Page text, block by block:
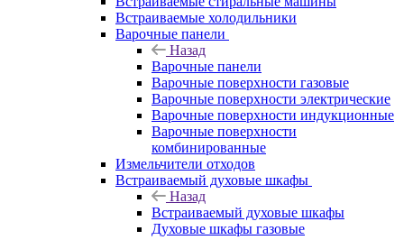
Встраиваемые холодильники
Варочные панели
Назад
Варочные панели
Варочные поверхности газовые
Варочные поверхности электрические
Варочные поверхности индукционные
Варочные поверхности
комбинированные
Измельчители отходов
Встраиваемый духовые шкафы
Назад
Встраиваемый духовые шкафы
Духовые шкафы газовые